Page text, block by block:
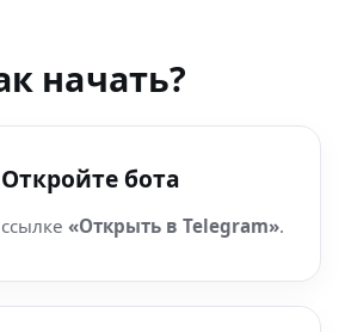
начать?
бота
«Открыть в Telegram».